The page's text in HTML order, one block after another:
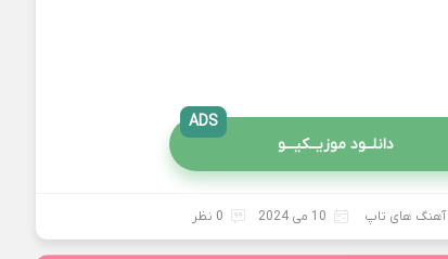
دانلــود موزیــکیـــو
ADS
آهنگ های تاپ 10 می 2024 0 نظر